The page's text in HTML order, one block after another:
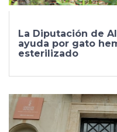
La Diputación de
ayuda por gato
esterilizado